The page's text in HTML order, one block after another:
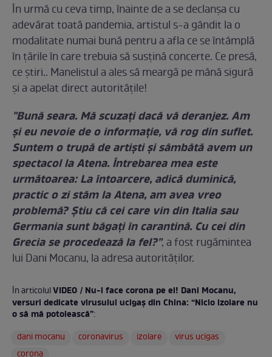
În urmă cu ceva timp, înainte de a se declanșa cu
adevărat toată pandemia, artistul s-a gândit la o
modalitate numai bună pentru a afla ce se întâmplă
în țările în care trebuia să susțină concerte. Ce presă,
ce știri.. Manelistul a ales să meargă pe mână sigură
și a apelat direct autoritățile!
"Bună seara. Mă scuzați dacă vă deranjez. Am
și eu nevoie de o informație, vă rog din suflet.
Suntem o trupă de artiști și sâmbătă avem un
spectacol la Atena. Întrebarea mea este
următoarea: La întoarcere, adică duminică,
practic o zi stăm la Atena, am avea vreo
problemă? Știu că cei care vin din Italia sau
Germania sunt băgați în carantină. Cu cei din
Grecia se procedează la fel?", a fost rugămintea
lui Dani Mocanu, la adresa autorităților.
În articolulVIDEO / Nu-l face corona pe el! Dani Mocanu,
versuri dedicate virusului ucigaș din China: “Nicio izolare nu
o să mă potolească”:
dani mocanu
coronavirus izolare
virus ucigas